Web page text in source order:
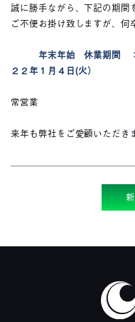
誠に勝手ながら、下記の期間
ご不便お掛け致しますが、何
年末年始 休業期間 ：
２２年１月４日(火）
※ ２０２２年
常営業
来年も弊社をご愛顧いただき